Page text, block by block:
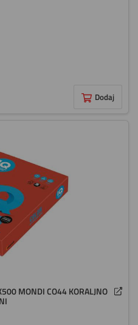
Dodaj
MONDI CO44 KORALJNO